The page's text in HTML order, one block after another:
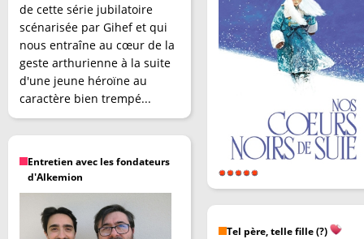
de cette série jubilatoire
scénarisée par Gihef et qui
nous entraîne au cœur de la
geste arthurienne à la suite
d'une jeune héroïne au
caractère bien trempé...
Entretien avec les fondateurs
d'Alkemion
Tel père, telle fille (?)